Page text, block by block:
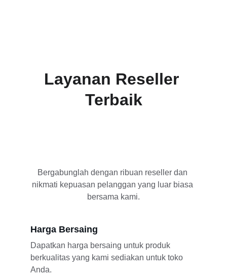
Layanan Reseller
Terbaik
Bergabunglah dengan ribuan reseller dan
nikmati kepuasan pelanggan yang luar biasa
bersama kami.
Harga Bersaing
Dapatkan harga bersaing untuk produk
berkualitas yang kami sediakan untuk toko
Anda.